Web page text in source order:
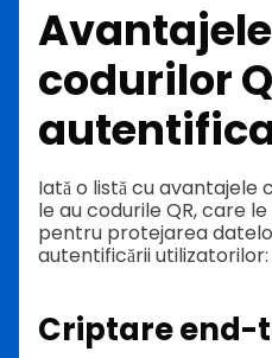
codurilor
Iată o listă cu avantajele
le au codurile QR, care
pentru protejarea
autentificării utilizatorilor:
Criptare end-